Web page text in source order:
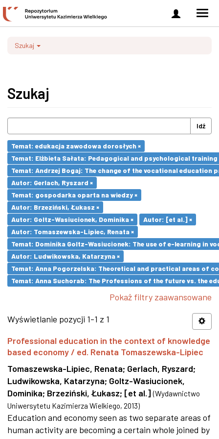
Zaloguj
się
Szukaj
Szukaj
Idź
Temat: edukacja zawodowa dorosłych ×
Temat: Elżbieta Sałata: Pedagogical and psychological
Temat: Andrzej Bogaj: The change of the vocational education
Autor: Gerlach, Ryszard ×
Temat: gospodarka oparta na wiedzy ×
Autor: Brzeziński, Łukasz ×
Autor: Goltz-Wasiucionek, Dominika ×
Autor: [et al.] ×
Autor: Tomaszewska-Lipiec, Renata ×
Temat: Dominika Goltz-Wasiucionek: The use of e-learning in
Autor: Ludwikowska, Katarzyna ×
Temat: Anna Pogorzelska: Theoretical and practical areas of
Temat: Anna Suchorab: The Professions of the future vs. the
Pokaż filtry zaawansowane
Wyświetlanie pozycji 1-1 z 1
Professional education in the context of knowledge
based economy / ed. Renata Tomaszewska-Lipiec
Tomaszewska-Lipiec, Renata; Gerlach, Ryszard;
Ludwikowska, Katarzyna; Goltz-Wasiucionek,
Dominika; Brzeziński, Łukasz; [et al.] (Wydawnictwo
Uniwersytetu Kazimierza Wielkiego, 2013)
Education and economy seen as two separate areas of
human activity are becoming a certain whole joined by